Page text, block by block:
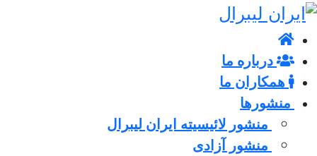
درباره ما
همکاران ما
منشورها
منشور لائیسیته ایران لیبرال
منشور آزادی